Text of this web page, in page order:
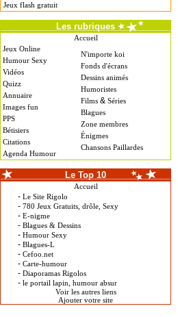
Jeux flash gratuit
Les rubriques
Accueil
Jeux Online
Humour Sexy
Vidéos
Quizz
Annuaire
Images fun
PPS
Bétisiers
Citations
Agenda Humour
N'importe koi
Fonds d'écrans
Dessins animés
Humoristes
Films & Séries
Blagues
Zone membres
Énigmes
Chansons Paillardes
Le Top 10
Accueil
- Le Site Rigolo
- 780 Jeux Gratuits, drôle, Sexy
- E-nigme
- Blagues & Dessins
- Humour Sexy
- Blagues-L
- Cefoo.net
- Carte-humour
- Diaporamas Rigolos
- le portail lapin, humour absur
Voir les autres liens
Ajouter votre site